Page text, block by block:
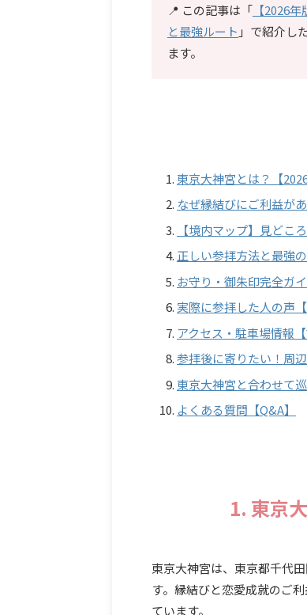
📍 この記事は「 【2026
と最強ルート 」で紹介し
ます。
東京大神宮とは？【
なぜ縁結びにご利益が
【境内マップ】見どこ
正しい参拝方法と最強
お守り・御朱印完全ガ
実際に参拝した人の声
アクセス・駐車場情報
参拝後に寄りたい！周
東京大神宮と合わせて
よくある質問【Q&A】
1. 東京
東京大神宮は、東京都千代
す。縁結びと恋愛成就のご
ています。